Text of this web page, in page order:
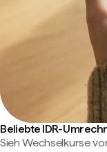
Beliebte IDR-
Sieh Wechselkurse